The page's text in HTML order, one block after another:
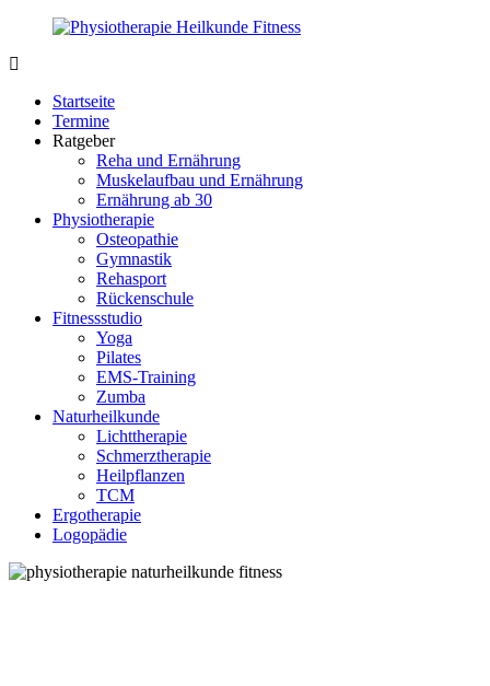
Zurück
Inhalt
Fit.de
Körper
Startseite
Termine
Ratgeber
Reha und Ernährung
Muskelaufbau und Ernährung
Ernährung ab 30
Physiotherapie
Osteopathie
Gymnastik
Rehasport
Rückenschule
Fitnessstudio
Yoga
Pilates
EMS-Training
Zumba
Naturheilkunde
Lichttherapie
Schmerztherapie
Heilpflanzen
TCM
Ergotherapie
Logopädie